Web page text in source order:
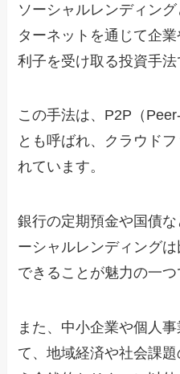
ソーシャルレンディン
ターネットを通じて企
利子を受け取る投資手法
この手法は、P2P（
とも呼ばれ、クラウド
れています。
銀行の定期預金や国債
ーシャルレンディング
できることが魅力の一つ
また、中小企業や個人
て、地域経済や社会課